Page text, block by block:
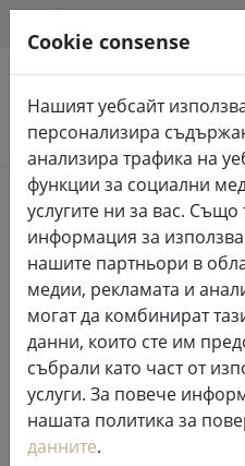
Търсене на продукти
Home
Приказни
Приказни светлини
Kaemingk
светлини
LED топло бяло
прозрачни
Cookie consense
Нашият уебсайт
персонализира
анализира трафика на
функции за социални
услугите ни за вас.
информация за
нашите партньори в
медии, рекламата и
могат да комбинират
данни, които сте им
събрали като част от
услуги. За повече
нашата политика за
данните.